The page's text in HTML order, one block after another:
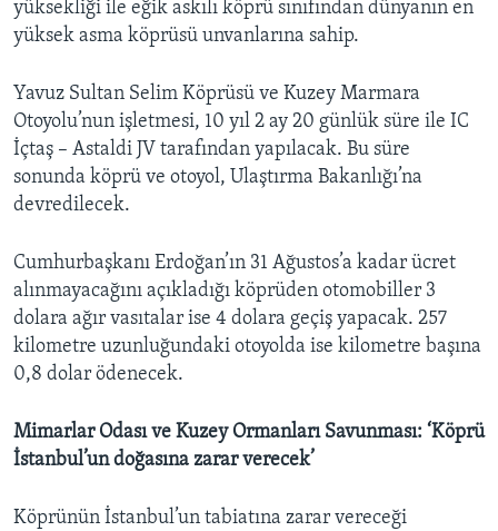
yüksekliği ile eğik askılı köprü sınıfından dünyanın en
yüksek asma köprüsü unvanlarına sahip.
Yavuz Sultan Selim Köprüsü ve Kuzey Marmara
Otoyolu’nun işletmesi, 10 yıl 2 ay 20 günlük süre ile IC
İçtaş – Astaldi JV tarafından yapılacak. Bu süre
sonunda köprü ve otoyol, Ulaştırma Bakanlığı’na
devredilecek.
Cumhurbaşkanı Erdoğan’ın 31 Ağustos’a kadar ücret
alınmayacağını açıkladığı köprüden otomobiller 3
dolara ağır vasıtalar ise 4 dolara geçiş yapacak. 257
kilometre uzunluğundaki otoyolda ise kilometre başına
0,8 dolar ödenecek.
Mimarlar Odası ve Kuzey Ormanları Savunması: ‘Köprü
İstanbul’un doğasına zarar verecek’
Köprünün İstanbul’un tabiatına zarar vereceği